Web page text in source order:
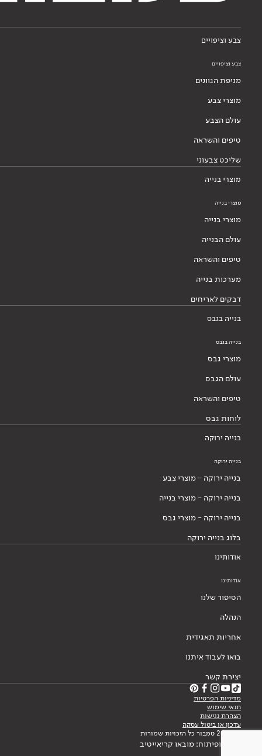
צבע וציפויים
צבע וציפויים
מניפת הגוונים
מוצרי צבע
עולם הצבע
טיפים והשראה
שליכט צבעוני
מוצרי בנייה
מוצרי בנייה
מוצרי בנייה
עולם הבנייה
טיפים והשראה
מערכות בנייה
דבקים לאריחים
בנייה בגבס
בנייה בגבס
מוצרי גבס
עולם הגבס
טיפים והשראה
לוחות גבס
בנייה ירוקה
בנייה ירוקה
בנייה ירוקה - מוצרי צבע
בנייה ירוקה - מוצרי בנייה
בנייה ירוקה - מוצרי גבס
בלוג בנייה ירוקה
אודותינו
אודותינו
הסיפור שלנו
הנהלה
אחריות תאגידית
בואו לעבוד איתנו
יצירת קשר
מדיניות הפרטיות
תנאי שימוש
הצהרת נגישות
עדכון או ביטול עסקה
© 2026 טמבור כל הזכויות שמורות
עיצוב ופיתוח: מובאו קריאייטיב